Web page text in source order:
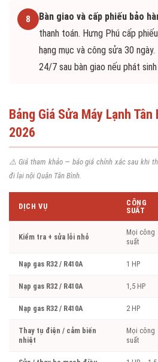
8 Bàn giao và cấp phiếu bảo
thanh toán. Hưng Phú cấp
hạng mục và công sửa 30
24/7 sau bàn giao nếu phát
Bảng Giá Sửa Máy Lạnh
2026
⚠️ Giá tham khảo — báo giá chính xác sau khi
đi lại nội Quận Tân Bình.
DỊCH VỤ
CÔNG
SUẤT
Kiểm tra + sửa lỗi nhỏ
Mọi công
suất
Nạp gas R32 / R410A 1 HP
Nạp gas R32 / R410A 1,5 HP
Nạp gas R32 / R410A 2 HP
Thay tụ điện / cảm biến
nhiệt
Mọi công
suất